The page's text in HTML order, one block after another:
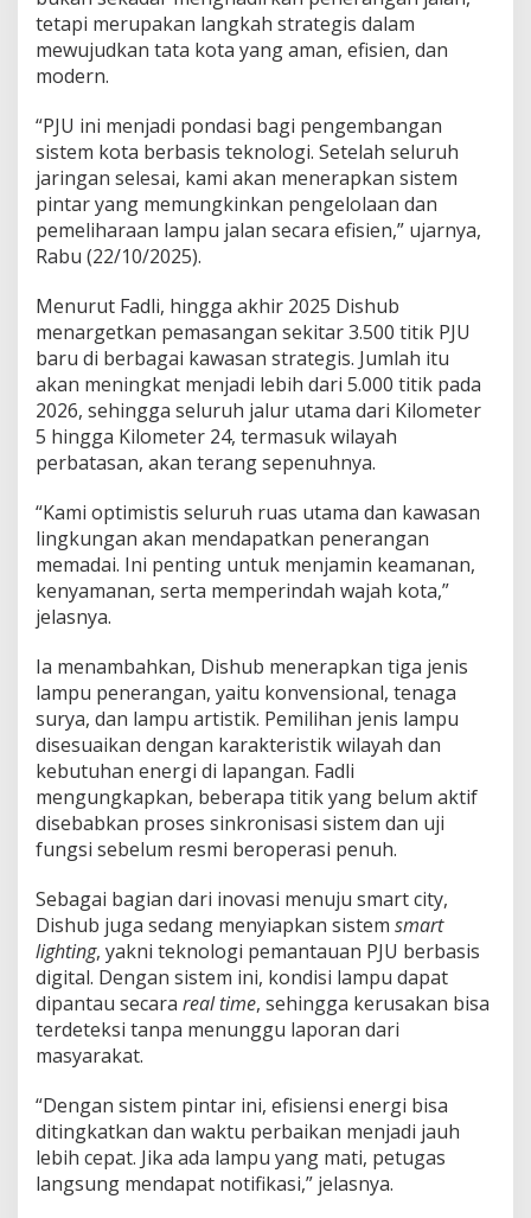
tetapi merupakan langkah strategis dalam
mewujudkan tata kota yang aman, efisien, dan
modern.
“PJU ini menjadi pondasi bagi pengembangan
sistem kota berbasis teknologi. Setelah seluruh
jaringan selesai, kami akan menerapkan sistem
pintar yang memungkinkan pengelolaan dan
pemeliharaan lampu jalan secara efisien,” ujarnya,
Rabu (22/10/2025).
Menurut Fadli, hingga akhir 2025 Dishub
menargetkan pemasangan sekitar 3.500 titik PJU
baru di berbagai kawasan strategis. Jumlah itu
akan meningkat menjadi lebih dari 5.000 titik pada
2026, sehingga seluruh jalur utama dari Kilometer
5 hingga Kilometer 24, termasuk wilayah
perbatasan, akan terang sepenuhnya.
“Kami optimistis seluruh ruas utama dan kawasan
lingkungan akan mendapatkan penerangan
memadai. Ini penting untuk menjamin keamanan,
kenyamanan, serta memperindah wajah kota,”
jelasnya.
Ia menambahkan, Dishub menerapkan tiga jenis
lampu penerangan, yaitu konvensional, tenaga
surya, dan lampu artistik. Pemilihan jenis lampu
disesuaikan dengan karakteristik wilayah dan
kebutuhan energi di lapangan. Fadli
mengungkapkan, beberapa titik yang belum aktif
disebabkan proses sinkronisasi sistem dan uji
fungsi sebelum resmi beroperasi penuh.
Sebagai bagian dari inovasi menuju smart city,
Dishub juga sedang menyiapkan sistem smart
lighting, yakni teknologi pemantauan PJU berbasis
digital. Dengan sistem ini, kondisi lampu dapat
dipantau secara real time, sehingga kerusakan bisa
terdeteksi tanpa menunggu laporan dari
masyarakat.
“Dengan sistem pintar ini, efisiensi energi bisa
ditingkatkan dan waktu perbaikan menjadi jauh
lebih cepat. Jika ada lampu yang mati, petugas
langsung mendapat notifikasi,” jelasnya.